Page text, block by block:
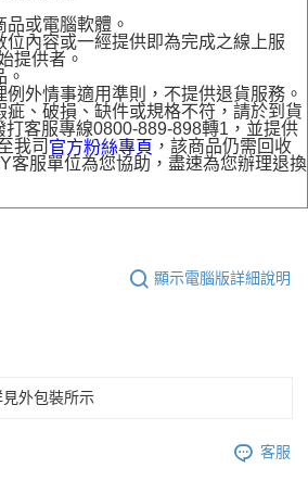
或電腦軟體。
內容或一經提供即為完成之線上服
提供者。
外情事適用準則，不提供退貨服務。
、破損、缺件或規格不符，請於到貨
客服專線0800-889-898轉1，並提供
我司 官方粉絲專頁 ，該商品仍需回收
客服單位為您協助，盡速為您辦理退換
顯示電腦版詳細說明
見外包裝所示
客服